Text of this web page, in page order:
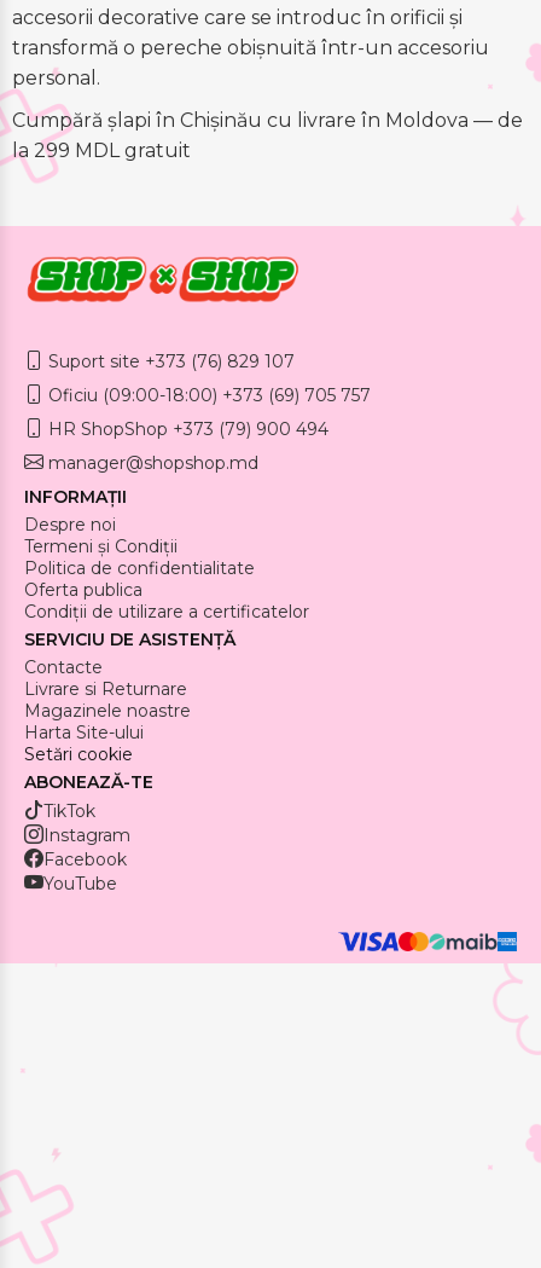
accesorii decorative care se introduc în orificii și
transformă o pereche obișnuită într-un accesoriu
personal.
Cumpără șlapi în Chișinău cu livrare în Moldova — de
la 299 MDL gratuit
Suport site +373 (76) 829 107
Oficiu (09:00-18:00) +373 (69) 705 757
HR ShopShop +373 (79) 900 494
manager@shopshop.md
INFORMAȚII
Despre noi
Termeni și Condiții
Politica de confidentialitate
Oferta publica
Condiții de utilizare a certificatelor
SERVICIU DE ASISTENȚĂ
Contacte
Livrare si Returnare
Magazinele noastre
Harta Site-ului
Setări cookie
ABONEAZĂ-TE
TikTok
Instagram
Facebook
YouTube